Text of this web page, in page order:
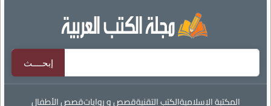
المكتبة الإسلاميةالكتب التقنيةقصص و رواياتقصص الأطفال